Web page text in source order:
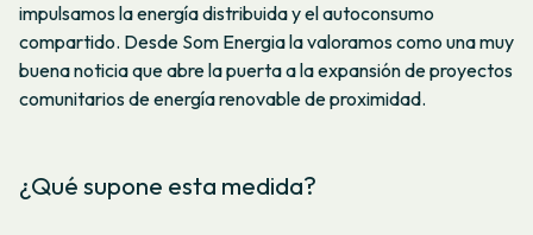
impulsamos la energía distribuida y el autoconsumo
compartido. Desde Som Energia la valoramos como una muy
buena noticia que abre la puerta a la expansión de proyectos
comunitarios de energía renovable de proximidad.
¿Qué supone esta medida?